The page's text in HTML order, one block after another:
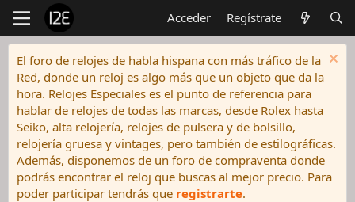
Acceder Regístrate
El foro de relojes de habla hispana con más tráfico de la
Red, donde un reloj es algo más que un objeto que da la
hora. Relojes Especiales es el punto de referencia para
hablar de relojes de todas las marcas, desde Rolex hasta
Seiko, alta relojería, relojes de pulsera y de bolsillo,
relojería gruesa y vintages, pero también de estilográficas.
Además, disponemos de un foro de compraventa donde
podrás encontrar el reloj que buscas al mejor precio. Para
poder participar tendrás que registrarte.